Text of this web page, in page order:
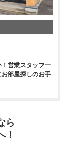
営業スタッフ一
部屋探しのお手
ら
！